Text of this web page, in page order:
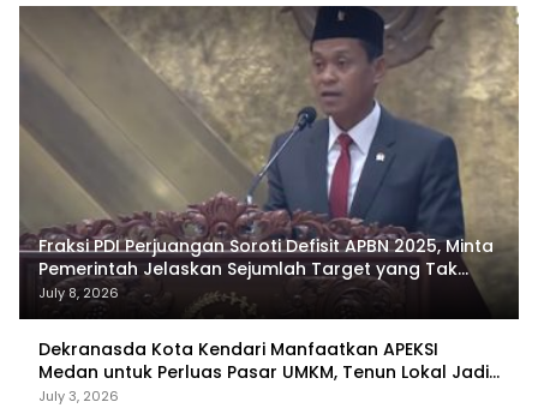
Fraksi PDI Perjuangan Soroti Defisit APBN 2025, Minta
Pemerintah Jelaskan Sejumlah Target yang Tak
Tercapai
July 8, 2026
Dekranasda Kota Kendari Manfaatkan APEKSI
Medan untuk Perluas Pasar UMKM, Tenun Lokal Jadi
Primadona
July 3, 2026